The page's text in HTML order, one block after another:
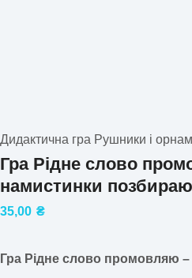
Дидактична гра Рушники і
Гра Рідне слово
намистинки позбираю
35,00 ₴
Гра Рідне слово промовляю